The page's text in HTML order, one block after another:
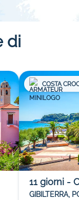
di
COSTA
11 giorni -
GIBILTERRA,